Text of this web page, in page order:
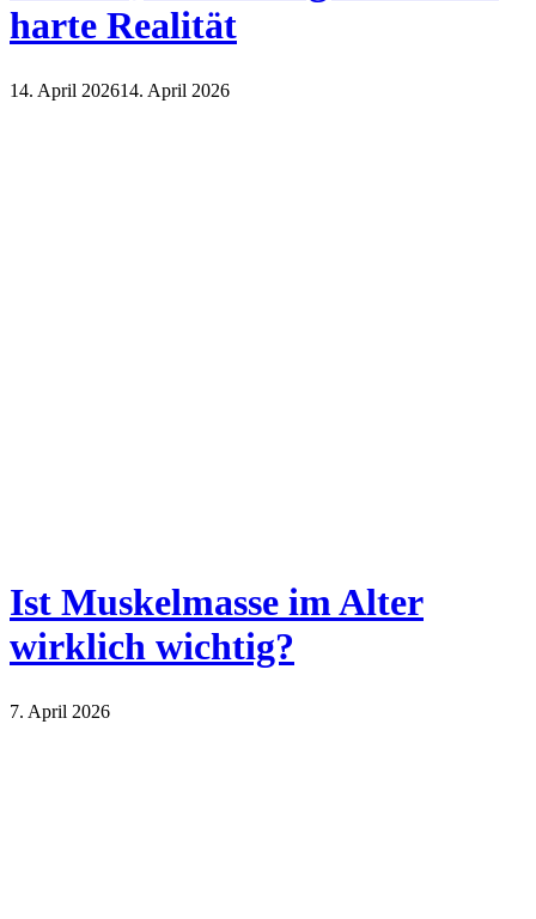
harte Realität
14. April 202614. April 2026
Ist Muskelmasse im Alter
wirklich wichtig?
7. April 2026